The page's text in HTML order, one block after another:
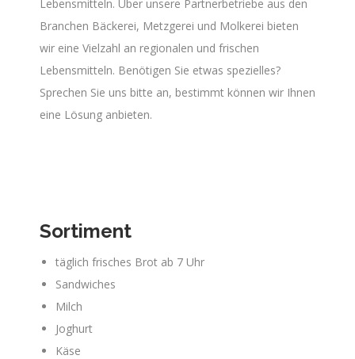
Lebensmitteln. Über unsere Partnerbetriebe aus den
Branchen Bäckerei, Metzgerei und Molkerei bieten
wir eine Vielzahl an regionalen und frischen
Lebensmitteln. Benötigen Sie etwas spezielles?
Sprechen Sie uns bitte an, bestimmt können wir Ihnen
eine Lösung anbieten.
Sortiment
täglich frisches Brot ab 7 Uhr
Sandwiches
Milch
Joghurt
Käse